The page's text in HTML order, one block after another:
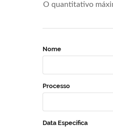
O quantitativo
Nome
Processo
Data Específica